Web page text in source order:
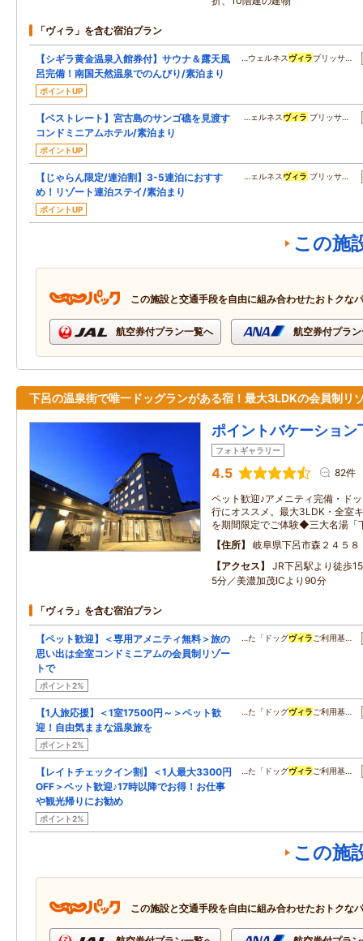
「ヴィラ」を含む宿泊プラン
【シギラ黄金温泉入館券付】サウナ＆露天風
呂完備！南国天然温泉でのんびり/素泊まり
ポイントUP
…ウェルネス ヴィラブリッサ…
【ベストレート】宮古島のサンゴ礁を見渡す
コンドミニアムホテル/素泊まり
ポイントUP
…ェルネス ヴィラ ブリッサ…
【じゃらん限定/連泊割】3-5連泊におすす
め！リゾート連泊ステイ/素泊まり
ポイントUP
…ェルネス ヴィラ ブリッサ…
この施
この施設と交通手段を自由に組み合わせたおトクな
航空券付プラン一覧へ 航空券付プラ
下呂の温泉街で唯一ドッグランがある宿！最大3LDKの会員制リ
ポイントバケーション
フォトギャラリー
4.5 82件
ペット歓迎♪アメニティ完備・ド
行にオススメ。最大3LDK・全室
を期間限定でご体験◆三大名湯
住所
岐阜県下呂市森２４５８
アクセス
JR下呂駅より徒歩
5分／美濃加茂ICより90分
「ヴィラ」を含む宿泊プラン
【ペット歓迎】＜専用アメニティ無料＞旅の
思い出は全室コンドミニアムの会員制リゾー
トで
ポイント2%
…た「ドッグヴィラ ご利用基…
【1人旅応援】＜1室17500円～＞ペット歓
迎！自由気ままな温泉旅を
ポイント2%
…た「ドッグヴィラ ご利用基…
【レイトチェックイン割】＜1人最大3300円
OFF＞ペット歓迎♪17時以降でお得！お仕事
や観光帰りにお勧め
ポイント2%
…た「ドッグヴィラ ご利用基…
この施
この施設と交通手段を自由に組み合わせたおトクな